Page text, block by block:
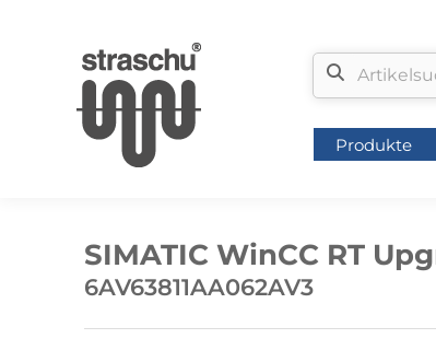
Produkte
SIMATIC WinCC RT
6AV63811AA062AV3
Produkte